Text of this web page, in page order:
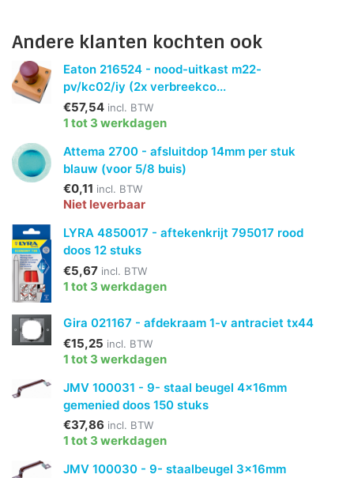
Andere klanten kochten ook
Eaton 216524 - nood-uitkast m22-
pv/kc02/iy (2x verbreekco...
€57,54 incl. BTW
1 tot 3 werkdagen
Attema 2700 - afsluitdop 14mm per stuk
blauw (voor 5/8 buis)
€0,11 incl. BTW
Niet leverbaar
LYRA 4850017 - aftekenkrijt 795017 rood
doos 12 stuks
€5,67 incl. BTW
1 tot 3 werkdagen
Gira 021167 - afdekraam 1-v antraciet tx44
€15,25 incl. BTW
1 tot 3 werkdagen
JMV 100031 - 9- staal beugel 4x16mm
gemenied doos 150 stuks
€37,86 incl. BTW
1 tot 3 werkdagen
JMV 100030 - 9- staalbeugel 3x16mm